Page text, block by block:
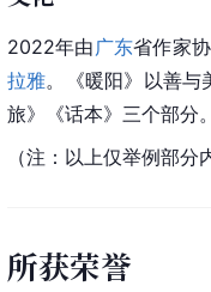
2022年由 广东省作家
拉雅。《暖阳》以善
旅》《话本》三个部分
（注：以上仅举例部分
所获荣誉